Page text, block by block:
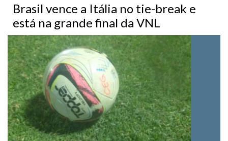
Brasil vence a Itália no tie-break e
está na grande final da VNL